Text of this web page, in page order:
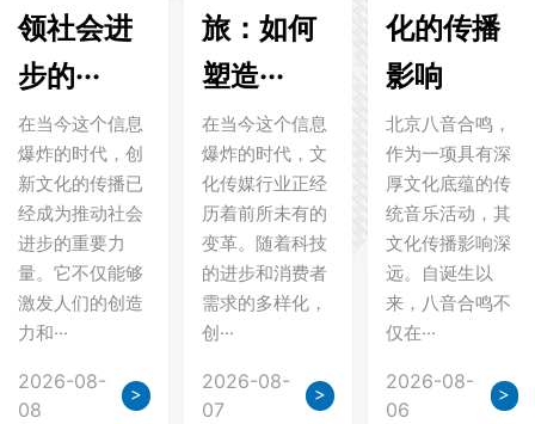
领社会进
步的···
在当今这个信息
爆炸的时代，创
新文化的传播已
经成为推动社会
进步的重要力
量。它不仅能够
激发人们的创造
力和···
2026-08-
08
>
旅：如何
塑造···
在当今这个信息
爆炸的时代，文
化传媒行业正经
历着前所未有的
变革。随着科技
的进步和消费者
需求的多样化，
创···
2026-08-
07
>
化的传播
影响
北京八音合鸣，
作为一项具有深
厚文化底蕴的传
统音乐活动，其
文化传播影响深
远。自诞生以
来，八音合鸣不
仅在···
2026-08-
06
>